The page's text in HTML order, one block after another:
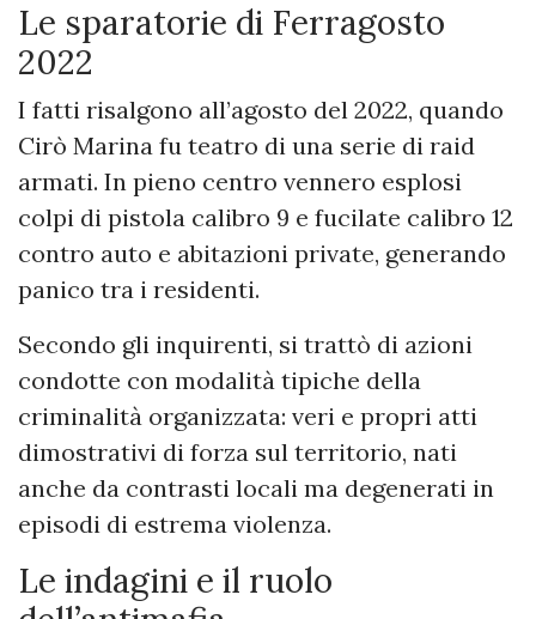
Le sparatorie di Ferragosto
2022
I fatti risalgono all’agosto del 2022, quando
Cirò Marina fu teatro di una serie di raid
armati. In pieno centro vennero esplosi
colpi di pistola calibro 9 e fucilate calibro 12
contro auto e abitazioni private, generando
panico tra i residenti.
Secondo gli inquirenti, si trattò di azioni
condotte con modalità tipiche della
criminalità organizzata: veri e propri atti
dimostrativi di forza sul territorio, nati
anche da contrasti locali ma degenerati in
episodi di estrema violenza.
Le indagini e il ruolo